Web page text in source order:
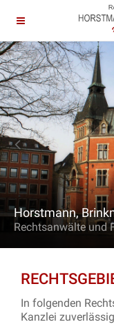
Horstmann,
Rechtsanwälte und
In folgenden
Kanzlei